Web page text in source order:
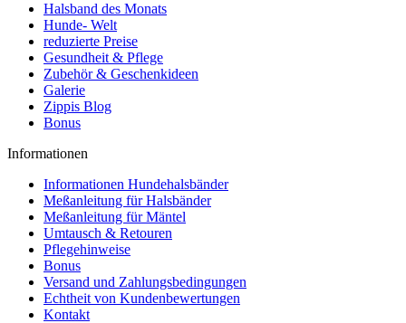
Halsband des Monats
Hunde- Welt
reduzierte Preise
Gesundheit & Pflege
Zubehör & Geschenkideen
Galerie
Zippis Blog
Bonus
Informationen
Informationen Hundehalsbänder
Meßanleitung für Halsbänder
Meßanleitung für Mäntel
Umtausch & Retouren
Pflegehinweise
Bonus
Versand und Zahlungsbedingungen
Echtheit von Kundenbewertungen
Kontakt